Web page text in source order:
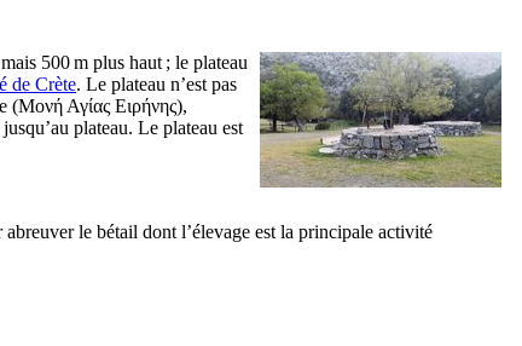
500 m plus haut ; le plateau
de Crète. Le plateau n’est pas
(Μονή Αγίας Ειρήνης),
plateau. Le plateau est
le bétail dont l’élevage est la principale activité